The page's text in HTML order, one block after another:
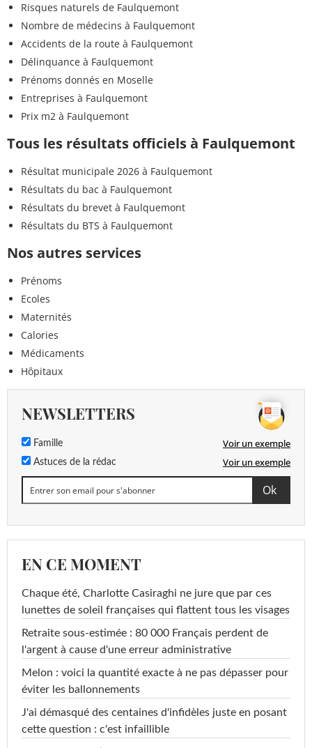
Risques naturels de Faulquemont
Nombre de médecins à Faulquemont
Accidents de la route à Faulquemont
Délinquance à Faulquemont
Prénoms donnés en Moselle
Entreprises à Faulquemont
Prix m2 à Faulquemont
Tous les résultats officiels à Faulquemont
Résultat municipale 2026 à Faulquemont
Résultats du bac à Faulquemont
Résultats du brevet à Faulquemont
Résultats du BTS à Faulquemont
Nos autres services
Prénoms
Ecoles
Maternités
Calories
Médicaments
Hôpitaux
NEWSLETTERS
Famille Voir un exemple
Astuces de la rédac Voir un exemple
EN CE MOMENT
Chaque été, Charlotte Casiraghi ne jure que par ces
lunettes de soleil françaises qui flattent tous les visages
Retraite sous-estimée : 80 000 Français perdent de
l'argent à cause d'une erreur administrative
Melon : voici la quantité exacte à ne pas dépasser pour
éviter les ballonnements
J'ai démasqué des centaines d'infidèles juste en posant
cette question : c'est infaillible